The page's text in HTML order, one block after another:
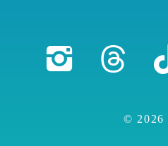
© 2026